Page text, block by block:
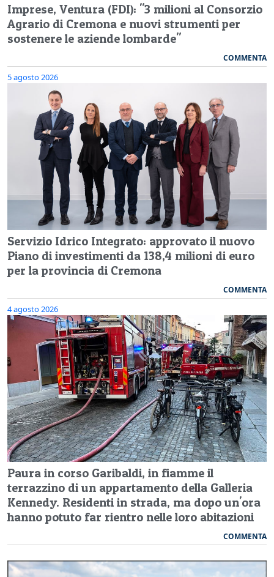
Imprese, Ventura (FDI): "3 milioni al Consorzio
Agrario di Cremona e nuovi strumenti per
sostenere le aziende lombarde"
COMMENTA
5 agosto 2026
Servizio Idrico Integrato: approvato il nuovo
Piano di investimenti da 138,4 milioni di euro
per la provincia di Cremona
COMMENTA
4 agosto 2026
Paura in corso Garibaldi, in fiamme il
terrazzino di un appartamento della Galleria
Kennedy. Residenti in strada, ma dopo un'ora
hanno potuto far rientro nelle loro abitazioni
COMMENTA